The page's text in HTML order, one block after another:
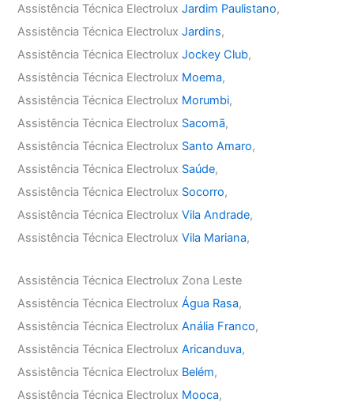
Assistência Técnica ElectroluxJardim Paulistano,
Assistência Técnica ElectroluxJardins,
Assistência Técnica ElectroluxJockey Club,
Assistência Técnica Electrolux Moema,
Assistência Técnica Electrolux Morumbi,
Assistência Técnica Electrolux Sacomã,
Assistência Técnica Electrolux Santo Amaro,
Assistência Técnica Electrolux Saúde,
Assistência Técnica Electrolux Socorro,
Assistência Técnica ElectroluxVila Andrade,
Assistência Técnica ElectroluxVila Mariana,
Assistência Técnica Electrolux Zona Leste
Assistência Técnica ElectroluxÁgua Rasa,
Assistência Técnica ElectroluxAnália Franco,
Assistência Técnica ElectroluxAricanduva,
Assistência Técnica Electrolux Belém,
Assistência Técnica Electrolux Mooca,